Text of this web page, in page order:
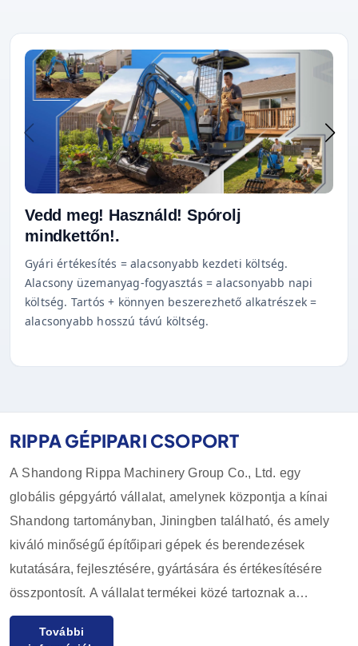
Vedd meg! Használd! Spórolj
mindkettőn!.
Gyári értékesítés = alacsonyabb kezdeti költség.
Alacsony üzemanyag-fogyasztás = alacsonyabb napi
költség. Tartós + könnyen beszerezhető alkatrészek =
alacsonyabb hosszú távú költség.
RIPPA GÉPIPARI CSOPORT
A Shandong Rippa Machinery Group Co., Ltd. egy
globális gépgyártó vállalat, amelynek központja a kínai
Shandong tartományban, Jiningben található, és amely
kiváló minőségű építőipari gépek és berendezések
kutatására, fejlesztésére, gyártására és értékesítésére
összpontosít. A vállalat termékei közé tartoznak a
kotrógépek, rakodók, targoncák, csúszórakodók és
tartozékaik, amelyeket széles körben használnak a
További